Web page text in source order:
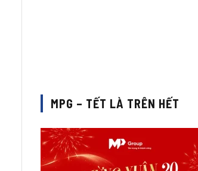
MPG – TẾT LÀ TRÊN HẾT